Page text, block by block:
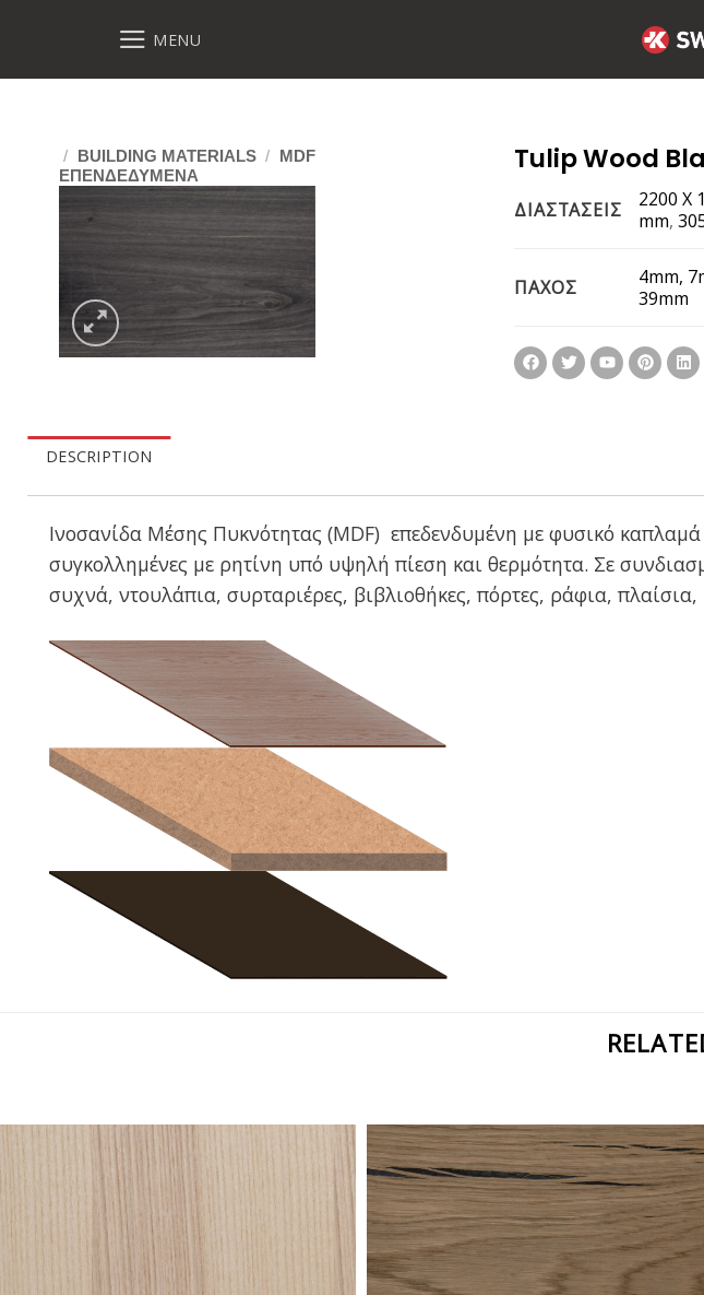
MENU
/ BUILDING MATERIALS / MDF
ΕΠΕΝΔΕΔΥΜΕΝΑ
Tulip Wood
ΔΙΑΣΤΑΣΕΙΣ 2200 X
mm,
ΠΑΧΟΣ
4mm,
39mm
DESCRIPTION
Ινοσανίδα Μέσης Πυκνότητας (MDF) επεδενδυμένη με φυσικό
συγκολλημένες με ρητίνη υπό υψηλή πίεση και θερμότητα. Σε
συχνά, ντουλάπια, συρταριέρες, βιβλιοθήκες, πόρτες, ράφια,